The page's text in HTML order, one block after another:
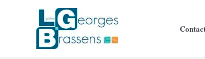
Navigation
des
articles